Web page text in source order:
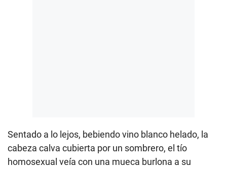
Sentado a lo lejos, bebiendo vino blanco helado, la
cabeza calva cubierta por un sombrero, el tío
homosexual veía con una mueca burlona a su